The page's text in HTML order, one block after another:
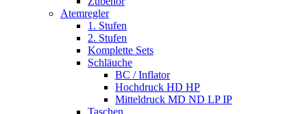
Atemregler
1. Stufen
2. Stufen
Komplette Sets
Schläuche
BC / Inflator
Hochdruck HD HP
Mitteldruck MD ND LP IP
Taschen